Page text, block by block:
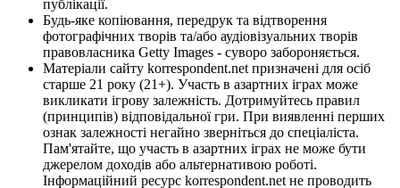
публікації.
Будь-яке копіювання, передрук та відтворення
фотографічних творів та/або аудіовізуальних творів
правовласника Getty Images - суворо забороняється.
Матеріали сайту korrespondent.net призначені для осіб
старше 21 року (21+). Участь в азартних іграх може
викликати ігрову залежність. Дотримуйтесь правил
(принципів) відповідальної гри. При виявленні перших
ознак залежності негайно зверніться до спеціаліста.
Пам'ятайте, що участь в азартних іграх не може бути
джерелом доходів або альтернативою роботі.
Інформаційний ресурс korrespondent.net не проводить